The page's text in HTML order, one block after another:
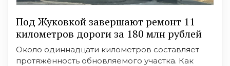
Под Жуковкой завершают ремонт 11
километров дороги за 180 млн рублей
Около одиннадцати километров составляет
протяжённость обновляемого участка. Как